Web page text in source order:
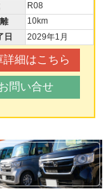
R08
10km
日
2029年1月
詳細はこちら
問い合せ